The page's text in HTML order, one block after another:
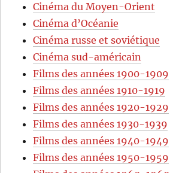
Cinéma du Moyen-Orient
Cinéma d’Océanie
Cinéma russe et soviétique
Cinéma sud-américain
Films des années 1900-1909
Films des années 1910-1919
Films des années 1920-1929
Films des années 1930-1939
Films des années 1940-1949
Films des années 1950-1959